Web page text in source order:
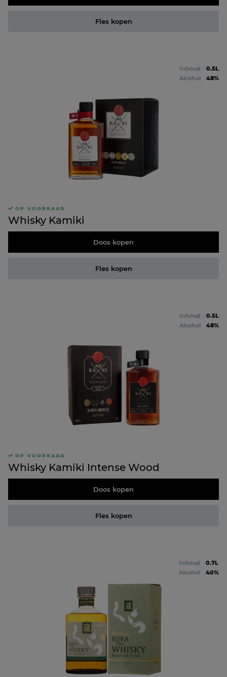
Fles kopen
Inhoud
0.5L
Alcohol
48%
OP VOORRAAD
Whisky Kamiki
Doos kopen
Fles kopen
Inhoud
0.5L
Alcohol
48%
OP VOORRAAD
Whisky Kamiki Intense Wood
Doos kopen
Fles kopen
Inhoud
0.7L
Alcohol
40%